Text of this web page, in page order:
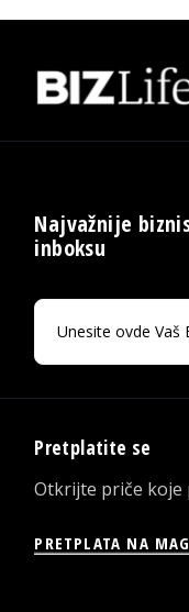
Najvažnije
inboksu
Pretplatite se
Otkrijte priče koje
PRETPLATA NA